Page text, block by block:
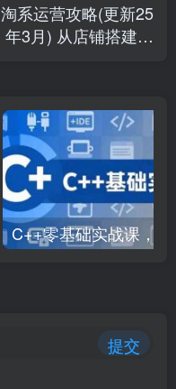
淘系运营攻略(更新25
年3月) 从店铺搭建到
提交